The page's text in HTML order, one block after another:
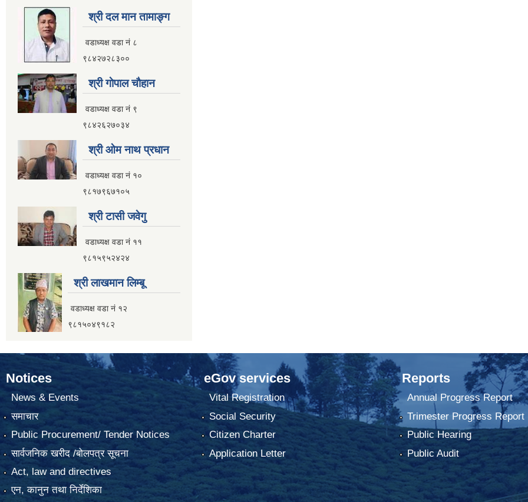
श्री दल मान तामाङ्ग
वडाध्यक्ष वडा नं ८
९८४२७२८३००
श्री गाेपाल चाैहान
वडाध्यक्ष वडा नं ९
९८४२६२७०३४
श्री ओम नाथ प्रधान
वडाध्यक्ष वडा नं १०
९८१७९६७१०५
श्री टासी जवेगु
वडाध्यक्ष वडा नं ११
९८१५९५२४२४
श्री लाखमान लिम्बू
वडाध्यक्ष वडा नं १२
९८१५०४९१८२
Notices
News & Events
समाचार
Public Procurement/ Tender Notices
सार्वजनिक खरीद /बोलपत्र सूचना
Act, law and directives
एन, कानुन तथा निर्देशिका
eGov services
Vital Registration
Social Security
Citizen Charter
Application Letter
Reports
Annual Progress Report
Trimester Progress Report
Public Hearing
Public Audit